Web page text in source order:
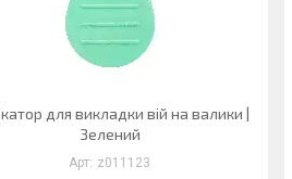
для викладки вій на валики |
Зелений
z011123